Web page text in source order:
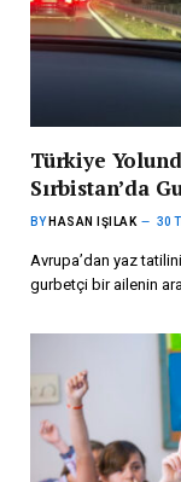
Türkiye
Sırbistan’da
BY HASAN IŞILAK 30
Avrupa’dan yaz
gurbetçi bir ailenin